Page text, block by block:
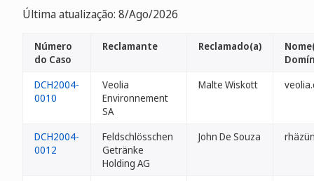
Última atualização: 8/Ago/2026
Número
do Caso
Reclamante Reclamado(a)
DCH2004-
0010
Veolia
Environnement
SA
Malte Wiskott
DCH2004-
0012
Feldschlösschen
Getränke
Holding AG
John De Souza